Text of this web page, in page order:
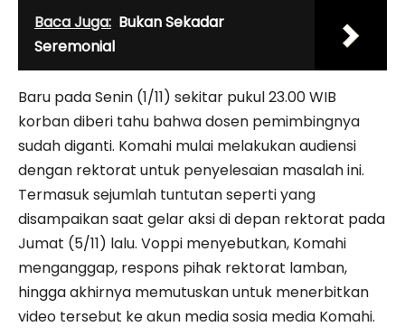
Baca Juga: Bukan Sekadar
Seremonial
Baru pada Senin (1/11) sekitar pukul 23.00 WIB
korban diberi tahu bahwa dosen pemimbingnya
sudah diganti. Komahi mulai melakukan audiensi
dengan rektorat untuk penyelesaian masalah ini.
Termasuk sejumlah tuntutan seperti yang
disampaikan saat gelar aksi di depan rektorat pada
Jumat (5/11) lalu. Voppi menyebutkan, Komahi
menganggap, respons pihak rektorat lamban,
hingga akhirnya memutuskan untuk menerbitkan
video tersebut ke akun media sosia media Komahi.